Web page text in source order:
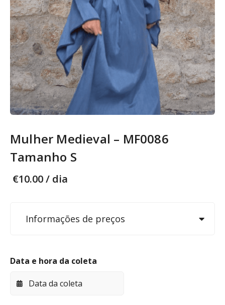
Mulher Medieval – MF0086
Tamanho S
€10.00/ dia
Informações de preços
Data e hora da coleta